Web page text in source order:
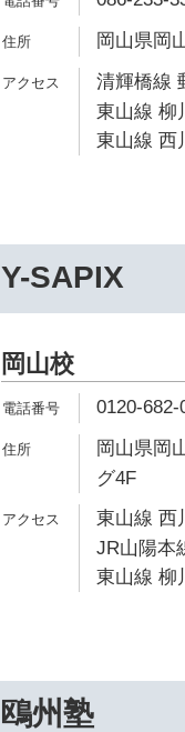
岡山県岡
清輝橋線
東山線 柳
東山線 西
Y-SAPIX
岡山校
0120-682-
岡山県岡
グ4F
東山線 西
JR山陽本
東山線 柳
鴎州塾